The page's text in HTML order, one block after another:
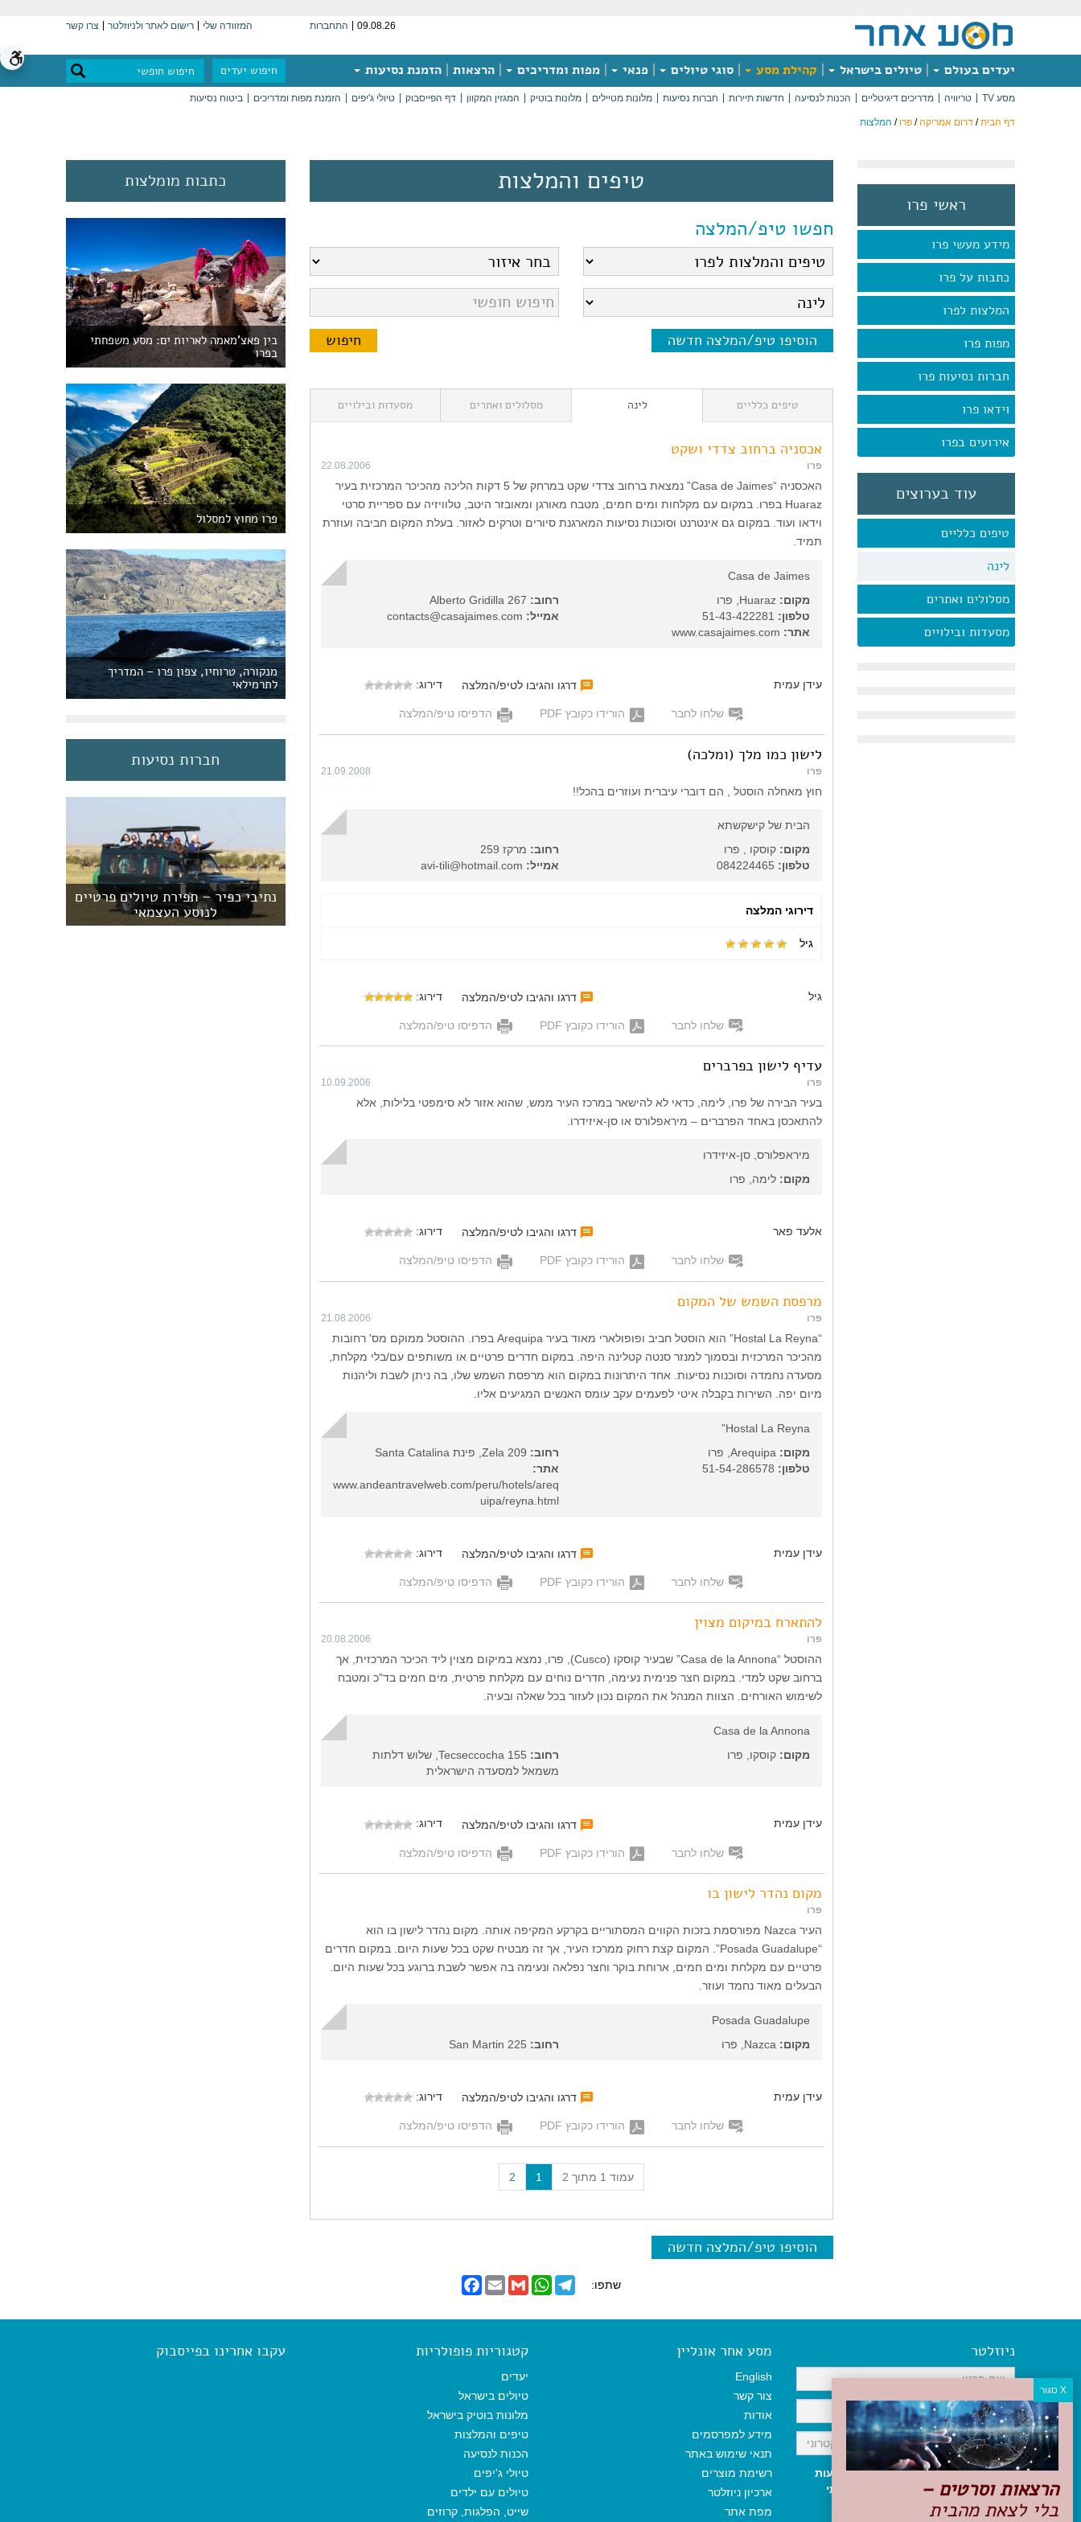
09.08.26 התחברות המזוודה שלי רישום לאתר ולניוזלטר צרו קשר
יעדים בעולם טיולים בישראל קהילת מסע סוגי טיולים פנאי מפות ומדריכים הרצאות הזמנת נסיעות חיפוש יעדים
מסע TV טריוויה מדריכים דיגיטליים הכנות לנסיעה חדשות תיירות חברות נסיעות מלונות מטיילים מלונות בוטיק המגזין המקוון דף הפייסבוק טיולי ג'יפים הזמנת מפות ומדריכים ביטוח נסיעות
דף הבית/ דרום אמריקה/ פרו / המלצות
ראשי פרו
מידע מעשי פרו
כתבות על פרו
המלצות לפרו
מפות פרו
חברות נסיעות פרו
וידאו פרו
אירועים בפרו
עוד בערוצים
טיפים כלליים
לינה
מסלולים ואתרים
מסעדות ובילויים
טיפים והמלצות
חפשו טיפ/המלצה
הוסיפו טיפ/המלצה חדשה
טיפים כלליים לינה מסלולים ואתרים מסעדות ובילויים
אכסניה ברחוב צדדי ושקט
פרו 22.08.2006
האכסניה “Casa de Jaimes” נמצאת ברחוב צדדי שקט במרחק של 5 דקות הליכה מהכיכר המרכזית בעיר
Huaraz בפרו. במקום עם מקלחות ומים חמים, מטבח מאורגן ומאובזר היטב, טלוויזיה עם ספריית סרטי
וידאו ועוד. במקום גם אינטרנט וסוכנות נסיעות המארגנת סיורים וטרקים לאזור. בעלת המקום חביבה ועוזרת
תמיד.
Casa de Jaimes
מקום:
רחוב:
טלפון:
אמייל:
אתר:
עידן עמית דרגו והגיבו לטיפ/המלצה דירוג:
שלחו לחבר הורידו כקובץ PDF הדפיסו טיפ/המלצה
לישון כמו מלך (ומלכה)
פרו 21.09.2008
חוץ מאחלה הוסטל , הם דוברי עיברית ועוזרים בהכל!!
הבית של קישקשתא
מקום: קוסקו , פרו רחוב: מרקז 259
טלפון:
אמייל:
דירוגי המלצה
גיל
גיל דרגו והגיבו לטיפ/המלצה דירוג:
שלחו לחבר הורידו כקובץ PDF הדפיסו טיפ/המלצה
עדיף לישון בפרברים
פרו 10.09.2006
בעיר הבירה של פרו, לימה, כדאי לא להישאר במרכז העיר ממש, שהוא אזור לא סימפטי בלילות, אלא
להתאכסן באחד הפרברים – מיראפלורס או סן-איזידרו.
מיראפלורס, סן-איזידרו
מקום: לימה, פרו
אלעד פאר דרגו והגיבו לטיפ/המלצה דירוג:
שלחו לחבר הורידו כקובץ PDF הדפיסו טיפ/המלצה
מרפסת השמש של המקום
פרו 21.08.2006
“Hostal La Reyna” הוא הוסטל חביב ופופולארי מאוד בעיר Arequipa בפרו. ההוסטל ממוקם מס' רחובות
מהכיכר המרכזית ובסמוך למנזר סנטה קטלינה היפה. במקום חדרים פרטיים או משותפים עם/בלי מקלחת,
מסעדה נחמדה וסוכנות נסיעות. אחד היתרונות במקום הוא מרפסת השמש שלו, בה ניתן לשבת וליהנות
מיום יפה. השירות בקבלה איטי לפעמים עקב עומס האנשים המגיעים אליו.
Hostal La Reyna”
מקום:
רחוב:
טלפון:
אתר:
www.andeantravelweb.com/peru/hotels/areq
uipa/reyna.html
עידן עמית דרגו והגיבו לטיפ/המלצה דירוג:
שלחו לחבר הורידו כקובץ PDF הדפיסו טיפ/המלצה
להתארח במיקום מצוין
פרו 20.08.2006
ההוסטל “Casa de la Annona” שבעיר קוסקו (Cusco), פרו, נמצא במיקום מצוין ליד הכיכר המרכזית, אך
ברחוב שקט למדי. במקום חצר פנימית נעימה, חדרים נוחים עם מקלחת פרטית, מים חמים בד"כ ומטבח
לשימוש האורחים. הצוות המנהל את המקום נכון לעזור בכל שאלה ובעיה.
Casa de la Annona
מקום: קוסקו, פרו רחוב:
Tecseccocha 155, שלוש דלתות
משמאל למסעדה הישראלית
עידן עמית דרגו והגיבו לטיפ/המלצה דירוג:
שלחו לחבר הורידו כקובץ PDF הדפיסו טיפ/המלצה
מקום נהדר לישון בו
פרו
העיר Nazca מפורסמת בזכות הקווים המסתוריים בקרקע המקיפה אותה. מקום נהדר לישון בו הוא
“Posada Guadalupe”. המקום קצת רחוק ממרכז העיר, אך זה מבטיח שקט בכל שעות היום. במקום חדרים
פרטיים עם מקלחת ומים חמים, ארוחת בוקר וחצר נפלאה ונעימה בה אפשר לשבת ברוגע בכל שעות היום.
הבעלים מאוד נחמד ועוזר.
Posada Guadalupe
מקום:
רחוב:
עידן עמית דרגו והגיבו לטיפ/המלצה דירוג:
שלחו לחבר הורידו כקובץ PDF הדפיסו טיפ/המלצה
עמוד 1 מתוך 2 1
(
c
r
n
t
2
הוסיפו טיפ/המלצה חדשה
כתבות מומלצות
בין פאצ'מאמה לאריות ים: מסע משפחתי
בפרו
פרו מחוץ למסלול
מנקורה, טרוחיו, צפון פרו – המדריך
לתרמילאי
חברות נסיעות
נתיבי כפיר – תפירת טיולים פרטיים
לנוסע העצמאי
שתפו:
F
a
e
o
o
E
m
i
G
m
i
W
h
t
T
e
e
ניוזלטר
אני מאשר/ת קבלת ניוזלטר והודעות
שיווקיות, ומאשר/ת כי קראתי והסכמתי
לתקנון האתר ולמדיניות הפרטיות
מסע אחר אונליין
English
צור קשר
אודות
מידע למפרסמים
תנאי שימוש באתר
רשימת מוצרים
ארכיון ניוזלטר
מפת אתר
קטגוריות פופולריות
יעדים
טיולים בישראל
מלונות בוטיק בישראל
טיפים והמלצות
הכנות לנסיעה
טיולי ג'יפים
טיולים עם ילדים
שייט, הפלגות, קרוזים
עקבו אחרינו בפייסבוק
הרצאות וסרטים –
בלי לצאת מהבית